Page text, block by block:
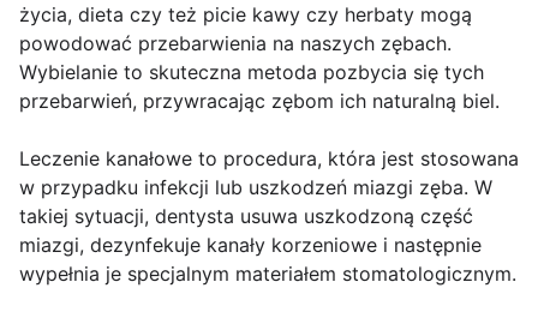
życia, dieta czy też picie kawy czy herbaty mogą
powodować przebarwienia na naszych zębach.
Wybielanie to skuteczna metoda pozbycia się tych
przebarwień, przywracając zębom ich naturalną biel.
Leczenie kanałowe to procedura, która jest stosowana
w przypadku infekcji lub uszkodzeń miazgi zęba. W
takiej sytuacji, dentysta usuwa uszkodzoną część
miazgi, dezynfekuje kanały korzeniowe i następnie
wypełnia je specjalnym materiałem stomatologicznym.